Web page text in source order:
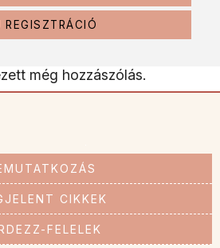
REGISZTRÁCIÓ
még hozzászólás.
CIKKEK
FELELEK